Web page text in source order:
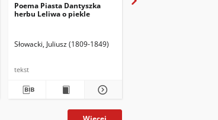
Poema Piasta Dantyszka
herbu Leliwa o piekle
Słowacki, Juliusz (1809-1849)
tekst